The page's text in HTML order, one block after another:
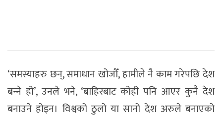
‘समस्याहरु छन्, समाधान खोजौँ, हामीले नै काम गरेपछि देश
बन्‍ने हो’, उनले भने, ‘बाहिरबाट कोही पनि आएर कुनै देश
बनाउने होइन। विश्वको ठुलो या सानो देश अरुले बनाएको